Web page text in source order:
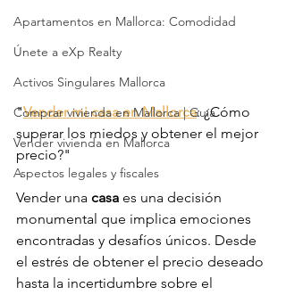
Apartamentos en Mallorca: Comodidad
Únete a eXp Realty
Activos Singulares Mallorca
Comprar vivienda en Mallorca | Guía
Vender vivienda en Mallorca
Aspectos legales y fiscales
"Vender mi casa en Mallorca: ¿Cómo
superar los miedos y obtener el mejor
precio?"
Vender una casa es una decisión
monumental que implica emociones
encontradas y desafíos únicos. Desde
el estrés de obtener el precio deseado
hasta la incertidumbre sobre el